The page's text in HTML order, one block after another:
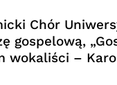
Chór
gospelową,
–